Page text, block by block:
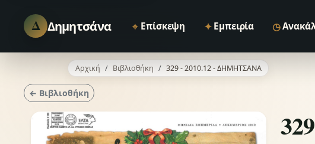
Δ Δημητσάνα ⌖ Επίσκεψη ✦ Εμπειρία ◷
Αρχική Βιβλιοθήκη 329 - 2010.12 - ΔΗΜΗΤΣΑΝΑ
← Βιβλιοθήκη